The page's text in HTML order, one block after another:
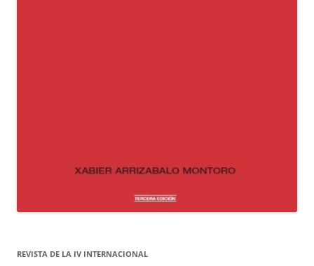
REVISTA DE LA IV INTERNACIONAL